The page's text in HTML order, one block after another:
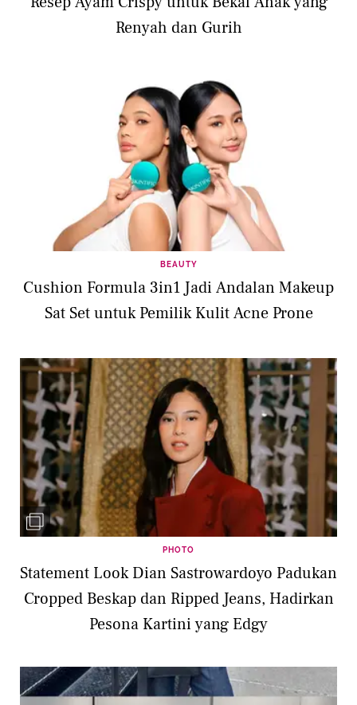
Renyah dan Gurih
BEAUTY
Cushion Formula 3in1 Jadi Andalan Makeup
Sat Set untuk Pemilik Kulit Acne Prone
PHOTO
Statement Look Dian Sastrowardoyo Padukan
Cropped Beskap dan Ripped Jeans, Hadirkan
Pesona Kartini yang Edgy